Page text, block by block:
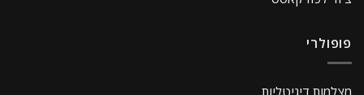
פופולרי